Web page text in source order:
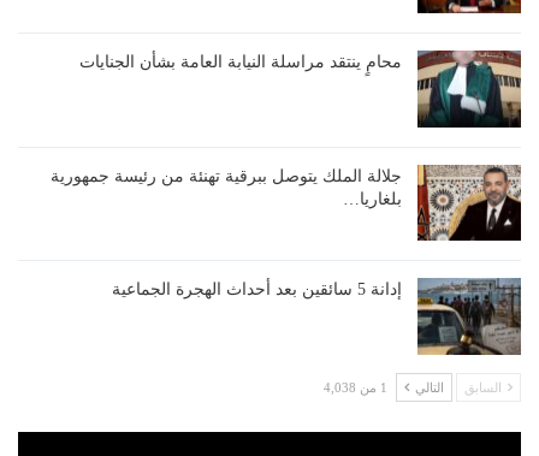
محامٍ ينتقد مراسلة النيابة العامة بشأن الجنايات
جلالة الملك يتوصل ببرقية تهنئة من رئيسة جمهورية
بلغاريا…
إدانة 5 سائقين بعد أحداث الهجرة الجماعية
السابق التالي 1 من 4,038